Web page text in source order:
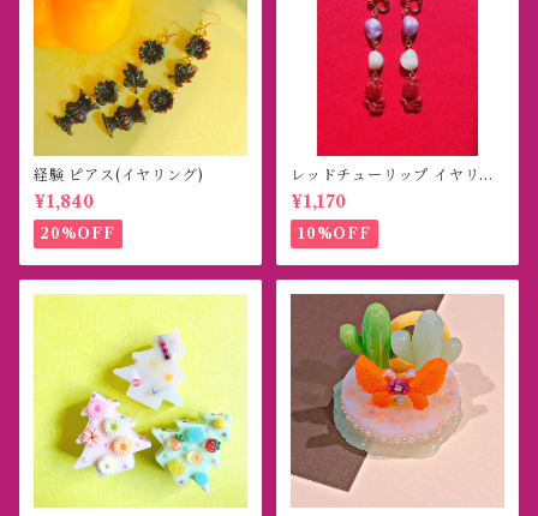
経験 ピアス(イヤリング)
¥1,840
20%OFF
レッドチューリップ イヤリン
グ(ピアス)
¥1,170
10%OFF